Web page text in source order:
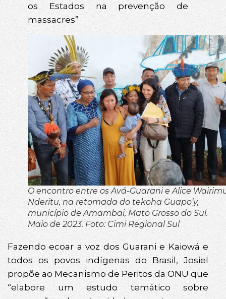
os Estados na prevenção de
massacres”
O encontro entre os Avá-Guarani e Alice
Nderitu, na retomada do tekoha Guapo’y,
município de Amambai, Mato Grosso do Sul.
Maio de 2023. Foto: Cimi Regional Sul
Fazendo ecoar a voz dos Guarani e Kaiowá e
todos os povos indígenas do Brasil, Josiel
propõe ao Mecanismo de Peritos da ONU que
“elabore um estudo temático sobre